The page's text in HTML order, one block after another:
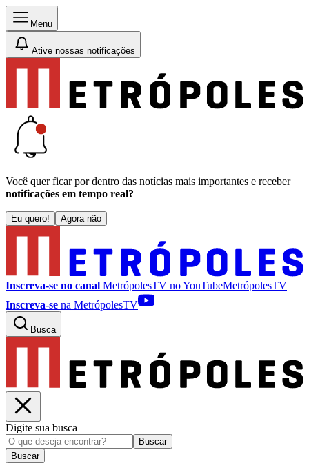
Menu
Ative nossas notificações
Você quer ficar por dentro das notícias mais importantes e receber
notificações em tempo real?
Eu quero! Agora não
Inscreva-se no canal MetrópolesTV noYouTubeMetrópolesTV
Inscreva-se na MetrópolesTV
Busca
Digite sua busca
Buscar
Buscar